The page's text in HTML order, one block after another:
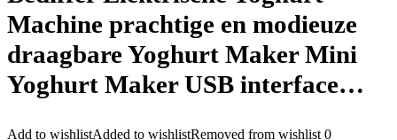
Machine prachtige en modieuze
draagbare Yoghurt Maker Mini
Yoghurt Maker USB interface…
Add to wishlistAdded to wishlistRemoved from wishlist 0